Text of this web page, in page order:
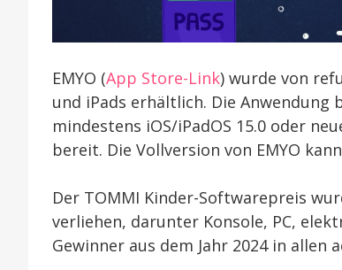
EMYO (App Store-Link) wurde von
und iPads erhältlich. Die
mindestens iOS/iPadOS 15.0 oder
bereit. Die Vollversion von EMYO
Der TOMMI Kinder-Softwarepreis
verliehen, darunter Konsole, PC,
Gewinner aus dem Jahr 2024 in